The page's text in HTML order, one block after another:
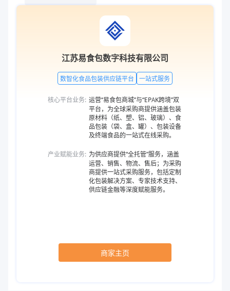
江苏易食包数字科技有限公司
数智化食品包装供应链平台 一站式服务
核心平台业务: 运营“易食包商城”与“EPAK跨境”双
平台，为全球采购商提供涵盖包装
原材料（纸、塑、铝、玻璃）、食
品包装（袋、盒、罐）、包装设备
及终端食品的一站式在线采购。
产业赋能业务: 为供应商提供“全托管”服务，涵盖
运营、销售、物流、售后；为采购
商提供一站式采购服务，包括定制
化包装解决方案、专家技术支持、
供应链金融等深度赋能服务。
商家主页